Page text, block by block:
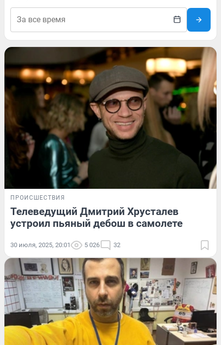
ПРОИСШЕСТВИЯ
Телеведущий Дмитрий Хрусталев
устроил пьяный дебош в самолете
30 июля, 2025, 20:01 5 026 32